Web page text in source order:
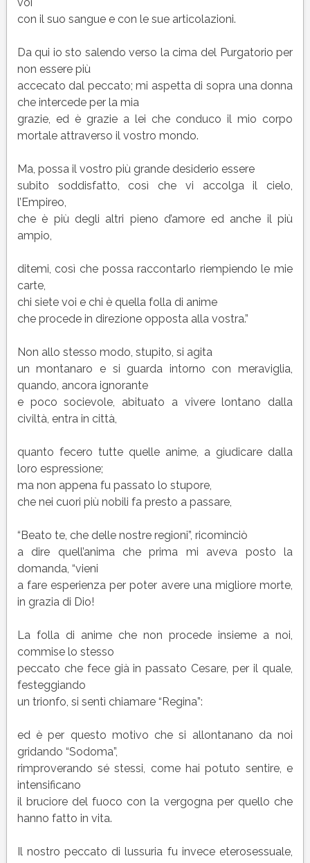
con il suo sangue e con le sue articolazioni.
Da qui io sto salendo verso la cima del Purgatorio per
non essere più
accecato dal peccato; mi aspetta di sopra una donna
che intercede per la mia
grazie, ed è grazie a lei che conduco il mio corpo
mortale attraverso il vostro mondo.
Ma, possa il vostro più grande desiderio essere
subito soddisfatto, così che vi accolga il cielo,
l’Empireo,
che è più degli altri pieno d’amore ed anche il più
ampio,
ditemi, così che possa raccontarlo riempiendo le mie
carte,
chi siete voi e chi è quella folla di anime
che procede in direzione opposta alla vostra.”
Non allo stesso modo, stupito, si agita
un montanaro e si guarda intorno con meraviglia,
quando, ancora ignorante
e poco socievole, abituato a vivere lontano dalla
civiltà, entra in città,
quanto fecero tutte quelle anime, a giudicare dalla
loro espressione;
ma non appena fu passato lo stupore,
che nei cuori più nobili fa presto a passare,
“Beato te, che delle nostre regioni”, ricominciò
a dire quell’anima che prima mi aveva posto la
domanda, “vieni
a fare esperienza per poter avere una migliore morte,
in grazia di Dio!
La folla di anime che non procede insieme a noi,
commise lo stesso
peccato che fece già in passato Cesare, per il quale,
festeggiando
un trionfo, si sentì chiamare “Regina”:
ed è per questo motivo che si allontanano da noi
gridando “Sodoma”,
rimproverando sé stessi, come hai potuto sentire, e
intensificano
il bruciore del fuoco con la vergogna per quello che
hanno fatto in vita.
Il nostro peccato di lussuria fu invece eterosessuale,